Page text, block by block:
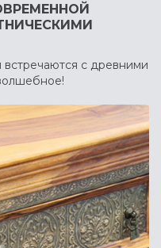
встречаются с древними